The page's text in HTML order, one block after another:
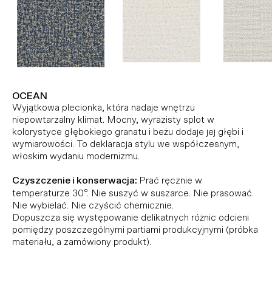
OCEAN
Wyjątkowa plecionka, która nadaje wnętrzu
niepowtarzalny klimat. Mocny, wyrazisty splot w
kolorystyce głębokiego granatu i beżu dodaje jej głębi i
wymiarowości. To deklaracja stylu we współczesnym,
włoskim wydaniu modernizmu.
Czyszczenie i konserwacja: Prać ręcznie w
temperaturze 30°. Nie suszyć w suszarce. Nie prasować.
Nie wybielać. Nie czyścić chemicznie.
Dopuszcza się występowanie delikatnych różnic odcieni
pomiędzy poszczególnymi partiami produkcyjnymi (próbka
materiału, a zamówiony produkt).